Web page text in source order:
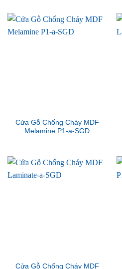
Cửa Gỗ Chống Cháy MDF
Melamine P1-a-SGD
Cửa Gỗ Chống Cháy MDF